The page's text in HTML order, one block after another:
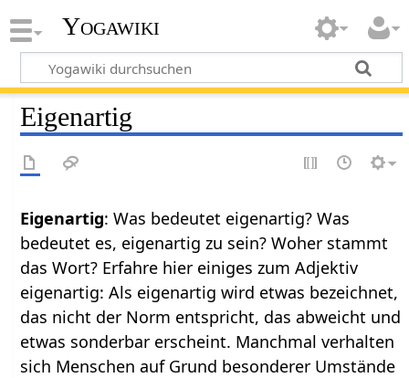
Yogawiki
Eigenartig
Eigenartig: Was bedeutet eigenartig? Was
bedeutet es, eigenartig zu sein? Woher stammt
das Wort? Erfahre hier einiges zum Adjektiv
eigenartig: Als eigenartig wird etwas bezeichnet,
das nicht der Norm entspricht, das abweicht und
etwas sonderbar erscheint. Manchmal verhalten
sich Menschen auf Grund besonderer Umstände